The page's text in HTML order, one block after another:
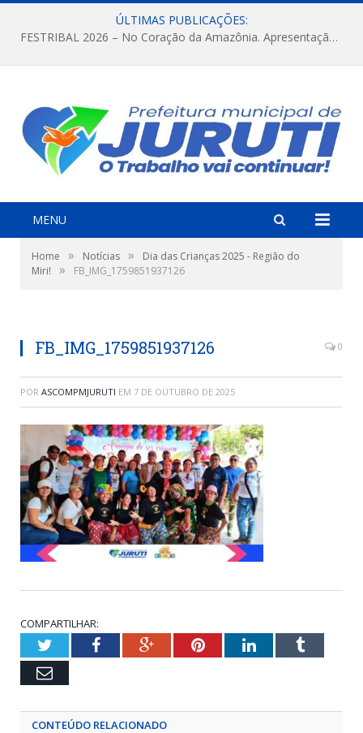
ÚLTIMAS PUBLICAÇÕES:
FESTRIBAL 2026 – No Coração da Amazônia. Apresentação da Munduruku.
MENU
Home » Notícias »
Dia das Crianças 2025 - Região do
Miri!
» FB_IMG_1759851937126
FB_IMG_1759851937126 0
POR ASCOMPMJURUTI EM 7 DE OUTUBRO DE 2025
COMPARTILHAR:
TwitterFacebookGoogle+PinterestLinkedInTumblr
Email
CONTEÚDO RELACIONADO